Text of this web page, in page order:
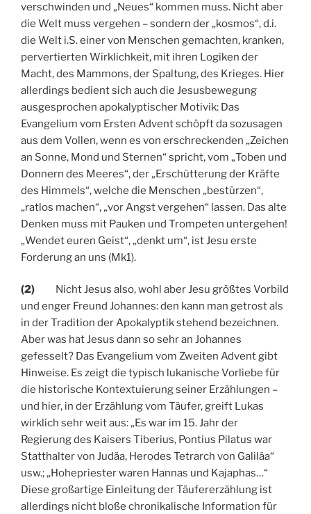
verschwinden und „Neues“ kommen muss. Nicht aber
die Welt muss vergehen – sondern der „kosmos“, d.i.
die Welt i.S. einer von Menschen gemachten, kranken,
pervertierten Wirklichkeit, mit ihren Logiken der
Macht, des Mammons, der Spaltung, des Krieges. Hier
allerdings bedient sich auch die Jesusbewegung
ausgesprochen apokalyptischer Motivik: Das
Evangelium vom Ersten Advent schöpft da sozusagen
aus dem Vollen, wenn es von erschreckenden „Zeichen
an Sonne, Mond und Sternen“ spricht, vom „Toben und
Donnern des Meeres“, der „Erschütterung der Kräfte
des Himmels“, welche die Menschen „bestürzen“,
„ratlos machen“, „vor Angst vergehen“ lassen. Das alte
Denken muss mit Pauken und Trompeten untergehen!
„Wendet euren Geist“, „denkt um“, ist Jesu erste
Forderung an uns (Mk1).
(2) Nicht Jesus also, wohl aber Jesu größtes Vorbild
und enger Freund Johannes: den kann man getrost als
in der Tradition der Apokalyptik stehend bezeichnen.
Aber was hat Jesus dann so sehr an Johannes
gefesselt? Das Evangelium vom Zweiten Advent gibt
Hinweise. Es zeigt die typisch lukanische Vorliebe für
die historische Kontextuierung seiner Erzählungen –
und hier, in der Erzählung vom Täufer, greift Lukas
wirklich sehr weit aus: „Es war im 15. Jahr der
Regierung des Kaisers Tiberius, Pontius Pilatus war
Statthalter von Judäa, Herodes Tetrarch von Galiläa“
usw.; „Hohepriester waren Hannas und Kajaphas…“
Diese großartige Einleitung der Täufererzählung ist
allerdings nicht bloße chronikalische Information für